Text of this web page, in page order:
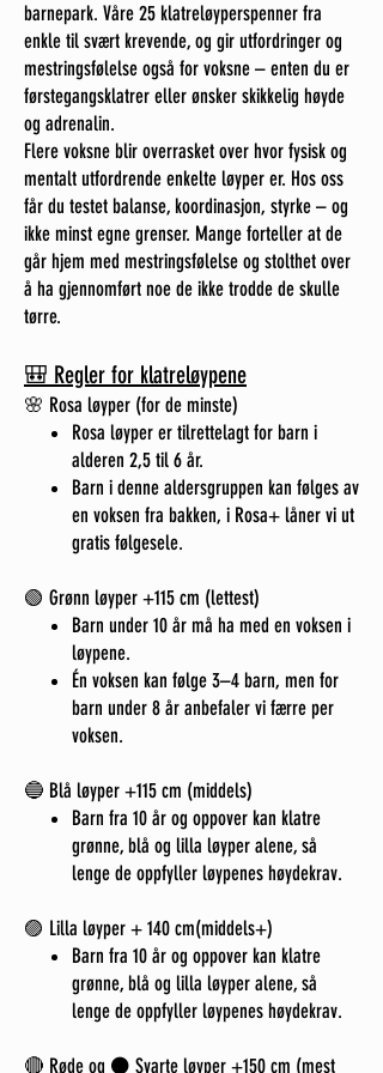
barnepark. Våre 25 klatreløyperspenner fra
enkle til svært krevende, og gir utfordringer og
mestringsfølelse også for voksne – enten du er
førstegangsklatrer eller ønsker skikkelig høyde
og adrenalin.
Flere voksne blir overrasket over hvor fysisk og
mentalt utfordrende enkelte løyper er. Hos oss
får du testet balanse, koordinasjon, styrke – og
ikke minst egne grenser. Mange forteller at de
går hjem med mestringsfølelse og stolthet over
å ha gjennomført noe de ikke trodde de skulle
tørre.
🎒 Regler for klatreløypene
🌸 Rosa løyper (for de minste)
Rosa løyper er tilrettelagt for barn i
alderen 2,5 til 6 år.
Barn i denne aldersgruppen kan følges av
en voksen fra bakken, i Rosa+ låner vi ut
gratis følgesele.
🟢 Grønn løyper +115 cm (lettest)
Barn under 10 år må ha med en voksen i
løypene.
Én voksen kan følge 3–4 barn, men for
barn under 8 år anbefaler vi færre per
voksen.
🔵 Blå løyper +115 cm (middels)
Barn fra 10 år og oppover kan klatre
grønne, blå og lilla løyper alene, så
lenge de oppfyller løypenes høydekrav.
🟣 Lilla løyper + 140 cm(middels+)
Barn fra 10 år og oppover kan klatre
grønne, blå og lilla løyper alene, så
lenge de oppfyller løypenes høydekrav.
🔴 Røde og ⚫ Svarte løyper +150 cm (mest